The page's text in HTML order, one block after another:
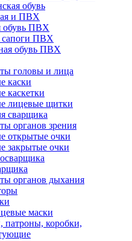
обувь
и ПВХ
обувь ПВХ
сапоги ПВХ
обувь ПВХ
головы и лица
каски
каскетки
лицевые щитки
сварщика
органов зрения
открытые очки
закрытые очки
органов дыхания
маски
патроны, коробки,